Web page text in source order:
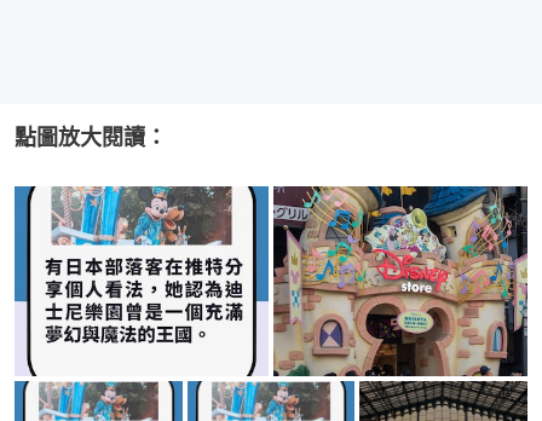
點圖放大閱讀：